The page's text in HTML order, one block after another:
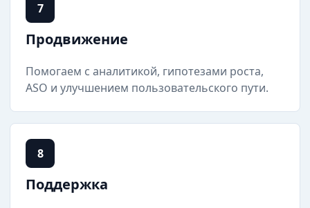
7
Продвижение
Помогаем с аналитикой, гипотезами роста,
ASO и улучшением пользовательского пути.
8
Поддержка